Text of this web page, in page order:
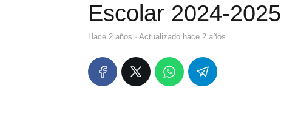
Escolar 2024-2025
hace 2 años · Actualizado hace 2 años